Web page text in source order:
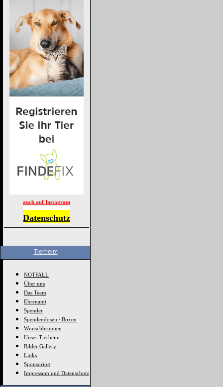
auch auf Instagram
Datenschutz
Tierheim
NOTFALL
Über uns
Das Team
Ehrenamt
Spender
Spendendosen / Boxen
Wunschbrunnen
Unser Tierheim
Bilder Gallery
Links
Sponsoring
Impressum und Datenschutz